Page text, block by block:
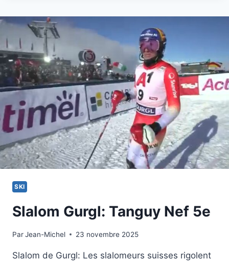
DE
GURGL
(AUTRICHE)
FÉMININ
CAMILLE
RAST
SKI
Slalom Gurgl: Tanguy Nef 5e
ParJean-Michel
22 novembre 2025 23 novembre 2025
Slalom de Gurgl: Les slalomeurs suisses rigolent